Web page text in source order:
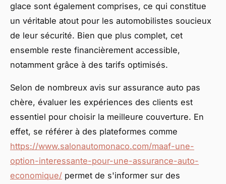
glace sont également comprises, ce qui constitue
un véritable atout pour les automobilistes soucieux
de leur sécurité. Bien que plus complet, cet
ensemble reste financièrement accessible,
notamment grâce à des tarifs optimisés.
Selon de nombreux avis sur assurance auto pas
chère, évaluer les expériences des clients est
essentiel pour choisir la meilleure couverture. En
effet, se référer à des plateformes comme
https://www.salonautomonaco.com/maaf-une-
option-interessante-pour-une-assurance-auto-
economique/ permet de s'informer sur des